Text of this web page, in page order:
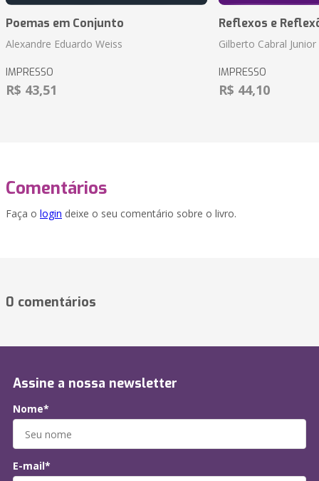
Poemas em Conjunto
Alexandre Eduardo Weiss
IMPRESSO
R$ 43,51
Reflexos e
Gilberto Cabral Junior
IMPRESSO
R$ 44,10
Comentários
Faça o login deixe o seu comentário sobre o livro.
0 comentários
Assine a nossa newsletter
Nome*
E-mail*